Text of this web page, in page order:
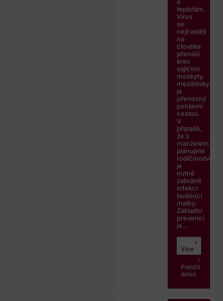
teplotám.
Virus
se
nejčastěji
na
člověka
přenáší
krev
sajícími
moskyty,
mezilidsky
je
přenosný
pohlavní
cestou.
V
případě,
že s
manželem
plánujete
rodičovství,
je
nutné
zabránit
infekci
budoucí
matky.
Základní
prevencí
je...
Více
Položit
dotaz